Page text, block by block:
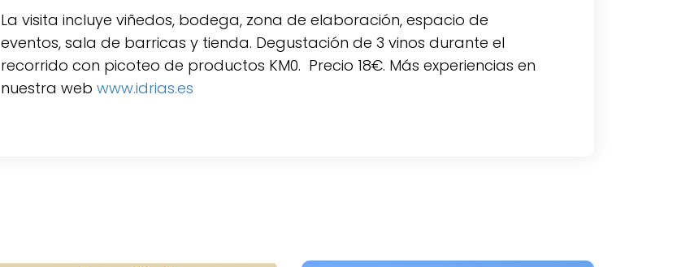
La visita incluye viñedos, bodega, zona de elaboración, espacio de
eventos, sala de barricas y tienda. Degustación de 3 vinos durante el
recorrido con picoteo de productos KM0. Precio 18€. Más experiencias en
nuestra web www.idrias.es